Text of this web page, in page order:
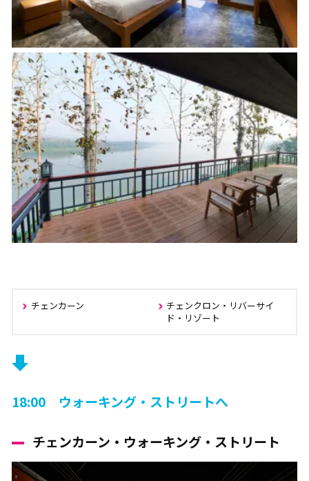
チェンカーン
チェンクロン・リバーサイ
ド・リゾート
18:00 ウォーキング・ストリートへ
チェンカーン・ウォーキング・ストリート